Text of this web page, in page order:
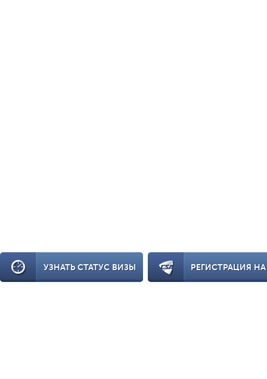
УЗНАТЬ СТАТУС ВИЗЫ РЕГИСТРАЦИЯ НА